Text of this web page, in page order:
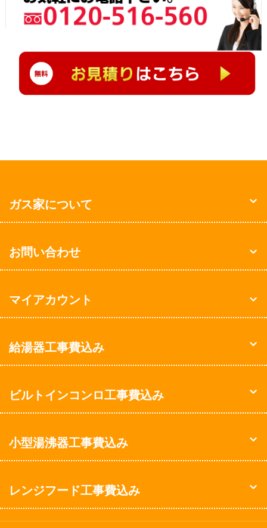
ガス家について
お問い合わせ
マイアカウント
給湯器工事費込み
ビルトインコンロ工事費込み
小型湯沸器工事費込み
レンジフード工事費込み